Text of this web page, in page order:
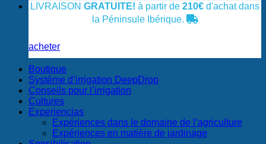
LIVRAISON GRATUITE! à partir de 210€ d'achat dans
la Péninsule Ibérique.
acheter
Boutique
Système d’irrigation DeepDrop
Conseils pour l’irrigation
Cultures
Experiencias
Expériences dans le domaine de l’agriculture
Expériences en matière de jardinage